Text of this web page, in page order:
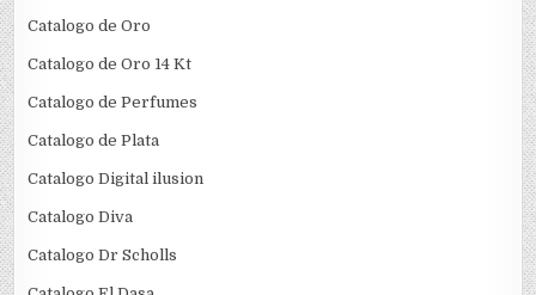
Catalogo de Oro
Catalogo de Oro 14 Kt
Catalogo de Perfumes
Catalogo de Plata
Catalogo Digital ilusion
Catalogo Diva
Catalogo Dr Scholls